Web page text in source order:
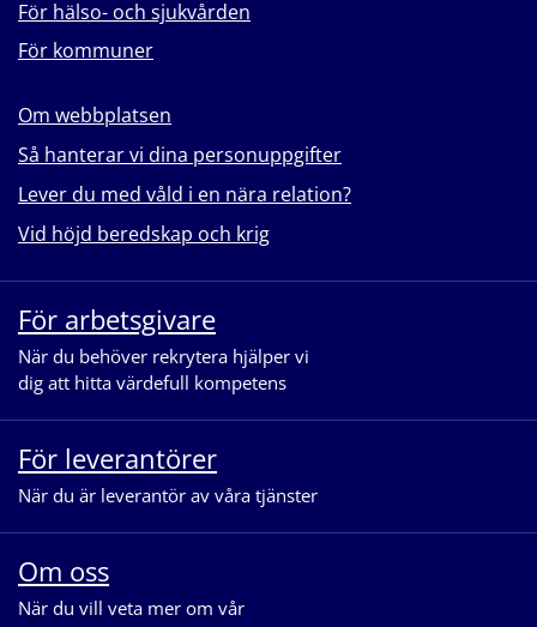
För hälso- och sjukvården
För kommuner
Om webbplatsen
Så hanterar vi dina personuppgifter
Lever du med våld i en nära relation?
Vid höjd beredskap och krig
För arbetsgivare
När du behöver rekrytera hjälper vi
dig att hitta värdefull kompetens
För leverantörer
När du är leverantör av våra tjänster
Om oss
När du vill veta mer om vår